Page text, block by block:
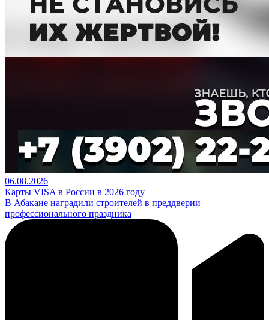
06.08.2026
Карты VISA в России в 2026 году
В Абакане наградили строителей в преддверии
профессионального праздника